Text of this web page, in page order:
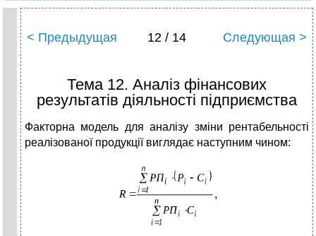
< Предыдущая 12 / 14 Следующая >
Тема 12. Аналіз фінансових
результатів діяльності підприємства
Факторна модель для аналізу зміни рентабельності
реалізованої продукції виглядає наступним чином:
,